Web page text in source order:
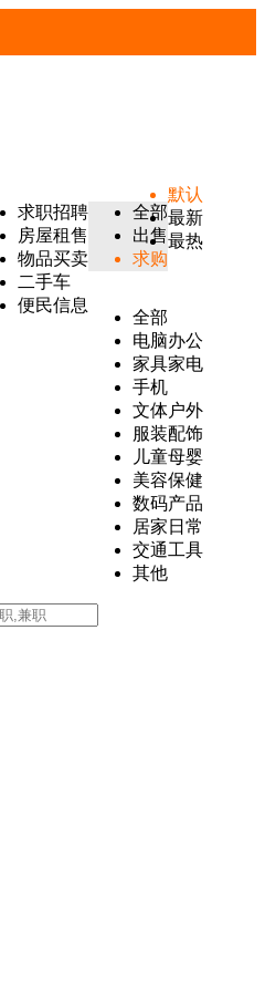
求职招聘
房屋租售
物品买卖
二手车
便民信息
全部
出售
求购
全部
电脑办公
家具家电
手机
文体户外
服装配饰
儿童母婴
美容保健
数码产品
居家日常
交通工具
其他
默认
最新
最热